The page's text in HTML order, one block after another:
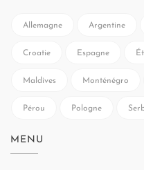
Allemagne Argentine
Croatie Espagne
Maldives Monténégro
Pérou Pologne
MENU